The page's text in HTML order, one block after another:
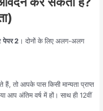
पेपर 2 । दोनों के लिए अलग-अलग
तो आपके पास किसी मान्यता प्राप्त
या आप अंतिम वर्ष में हों। साथ ही 12वीं